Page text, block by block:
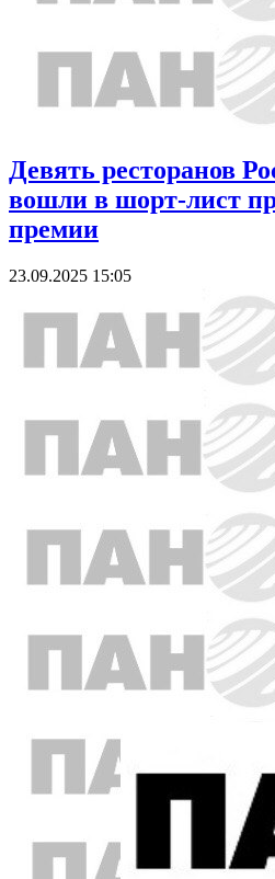
Девять ресторанов
вошли в шорт-лист
премии
23.09.2025 15:05